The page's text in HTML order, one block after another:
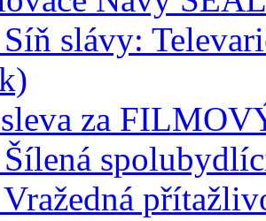
slávy:
za